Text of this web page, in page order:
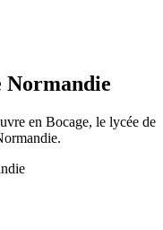
en Bocage, le lycée de